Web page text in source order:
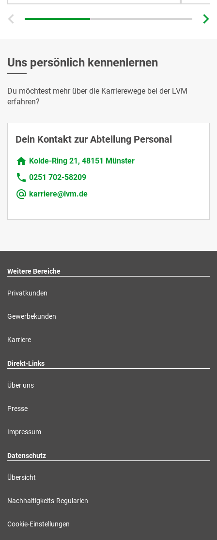
lerne
Uns persönlich kennenlernen
Du möchtest mehr über die Karrierewege bei der LVM
erfahren?
Dein Kontakt zur Abteilung Personal
Kolde-Ring 21, 48151 Münster
0251 702-58209
karriere@lvm.de
Weitere Bereiche
Privatkunden
Gewerbekunden
Karriere
Direkt-Links
Über uns
Presse
Impressum
Datenschutz
Übersicht
Nachhaltigkeits-Regularien
Cookie-Einstellungen